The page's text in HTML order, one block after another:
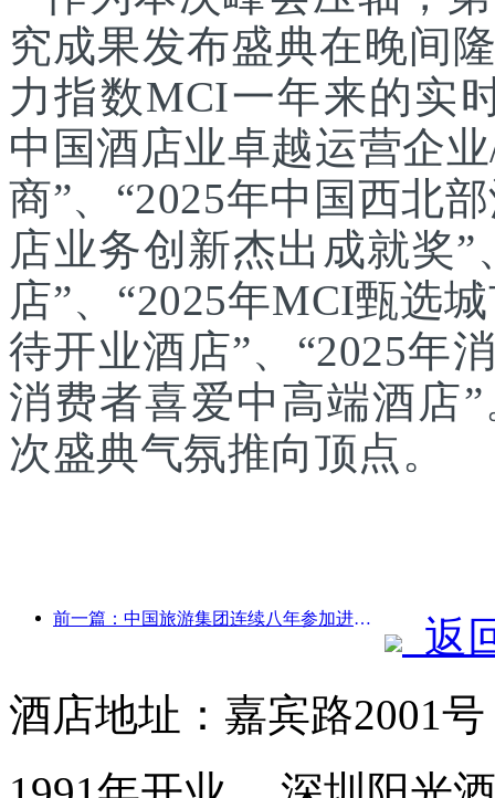
究成果发布盛典在晚间
力指数MCI一年来的实
中国酒店业卓越运营企
商”、“2025年中国西北
店业务创新杰出成就奖
店”、“2025年MCI甄选
待开业酒店”、“2025年
消费者喜爱中高端酒店
次盛典气氛推向顶点。
前一篇：中国旅游集团连续八年参加进博会，集中签约超10亿美元
返
酒店地址：嘉宾路2001